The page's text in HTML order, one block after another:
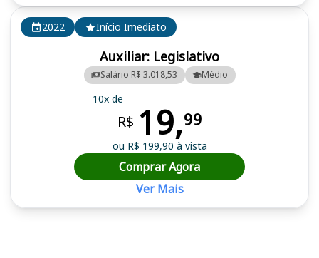
2022 Início Imediato
Auxiliar: Legislativo
Salário R$ 3.018,53 Médio
10x de
R$ 19,99
ou R$ 199,90 à vista
Comprar Agora
Ver Mais